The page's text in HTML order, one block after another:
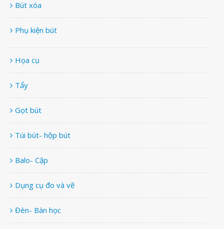
Bút xóa
Phụ kiện bút
Họa cụ
Tẩy
Gọt bút
Túi bút- hộp bút
Balo- Cặp
Dụng cụ đo và vẽ
Đèn- Bàn học